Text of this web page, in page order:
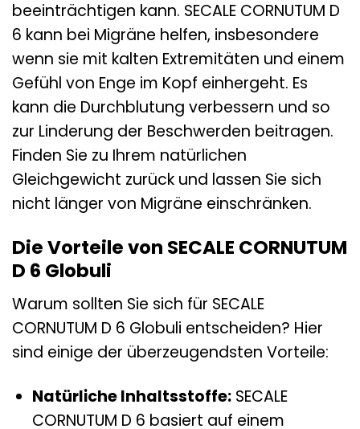
beeinträchtigen kann. SECALE CORNUTUM D
6 kann bei Migräne helfen, insbesondere
wenn sie mit kalten Extremitäten und einem
Gefühl von Enge im Kopf einhergeht. Es
kann die Durchblutung verbessern und so
zur Linderung der Beschwerden beitragen.
Finden Sie zu Ihrem natürlichen
Gleichgewicht zurück und lassen Sie sich
nicht länger von Migräne einschränken.
Die Vorteile von SECALE CORNUTUM
D 6 Globuli
Warum sollten Sie sich für SECALE
CORNUTUM D 6 Globuli entscheiden? Hier
sind einige der überzeugendsten Vorteile:
Natürliche Inhaltsstoffe:SECALE
CORNUTUM D 6 basiert auf einem